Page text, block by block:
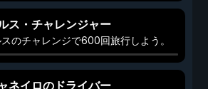
ス・チャレンジャー
のチャレンジで600回旅行しよう。
ネイロのドライバー